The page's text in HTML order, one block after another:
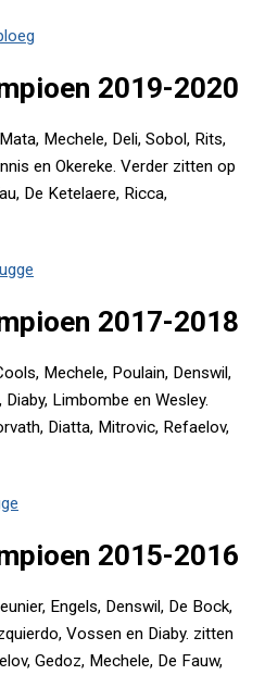
2019-2020
Mechele, Deli, Sobol, Rits,
en Okereke. Verder zitten op
De Ketelaere, Ricca,
2017-2018
Mechele, Poulain, Denswil,
Limbombe en Wesley.
Diatta, Mitrovic, Refaelov,
2015-2016
Engels, Denswil, De Bock,
Vossen en Diaby. zitten
Gedoz, Mechele, De Fauw,